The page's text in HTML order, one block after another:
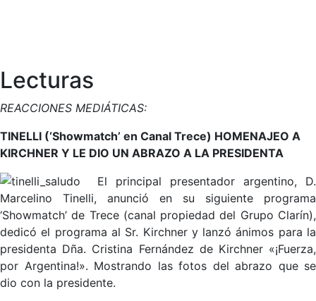
Lecturas
REACCIONES MEDIÁTICAS:
TINELLI (‘Showmatch’ en Canal Trece) HOMENAJEO A
KIRCHNER Y LE DIO UN ABRAZO A LA PRESIDENTA
El principal presentador argentino, D.
Marcelino Tinelli, anunció en su siguiente programa
‘Showmatch’ de Trece (canal propiedad del Grupo Clarín),
dedicó el programa al Sr. Kirchner y lanzó ánimos para la
presidenta Dña. Cristina Fernández de Kirchner «¡Fuerza,
por Argentina!». Mostrando las fotos del abrazo que se
dio con la presidente.